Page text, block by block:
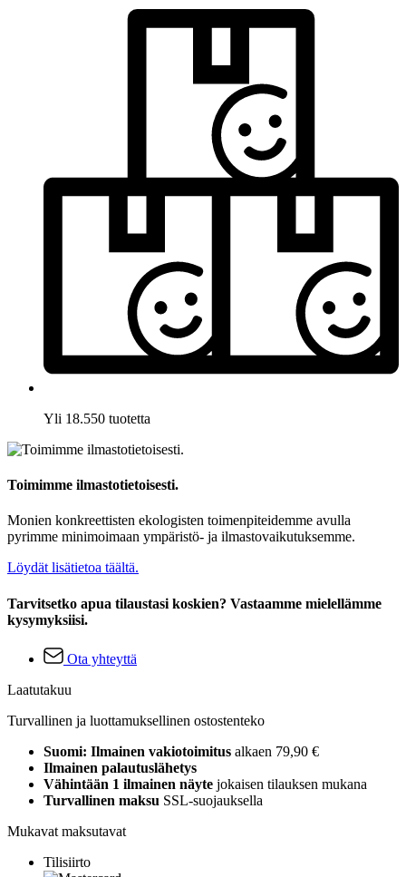
Yli 18.550 tuotetta
Toimimme ilmastotietoisesti.
Monien konkreettisten ekologisten toimenpiteidemme avulla
pyrimme minimoimaan ympäristö- ja ilmastovaikutuksemme.
Löydät lisätietoa täältä.
Tarvitsetko apua tilaustasi koskien? Vastaamme mielellämme
kysymyksiisi.
Ota yhteyttä
Laatutakuu
Turvallinen ja luottamuksellinen ostostenteko
Suomi: Ilmainen vakiotoimitus alkaen 79,90 €
Ilmainen palautuslähetys
Vähintään 1 ilmainen näyte jokaisen tilauksen mukana
Turvallinen maksu SSL-suojauksella
Mukavat maksutavat
Tilisiirto